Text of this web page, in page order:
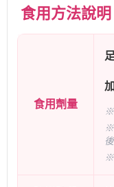
食用方法說明
食用劑量
※
※
※